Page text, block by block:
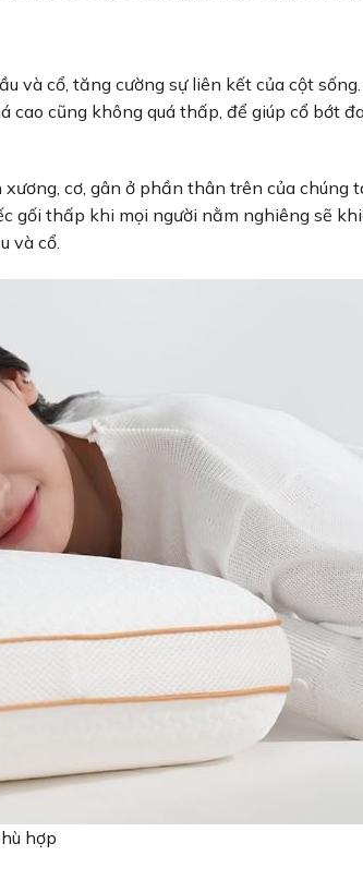
và cổ, tăng cường sự liên kết của cột
cũng không quá thấp, để giúp cổ bớt
cơ, gân ở phần thân trên của chúng
gối thấp khi mọi người nằm nghiêng sẽ
và cổ.
hợp